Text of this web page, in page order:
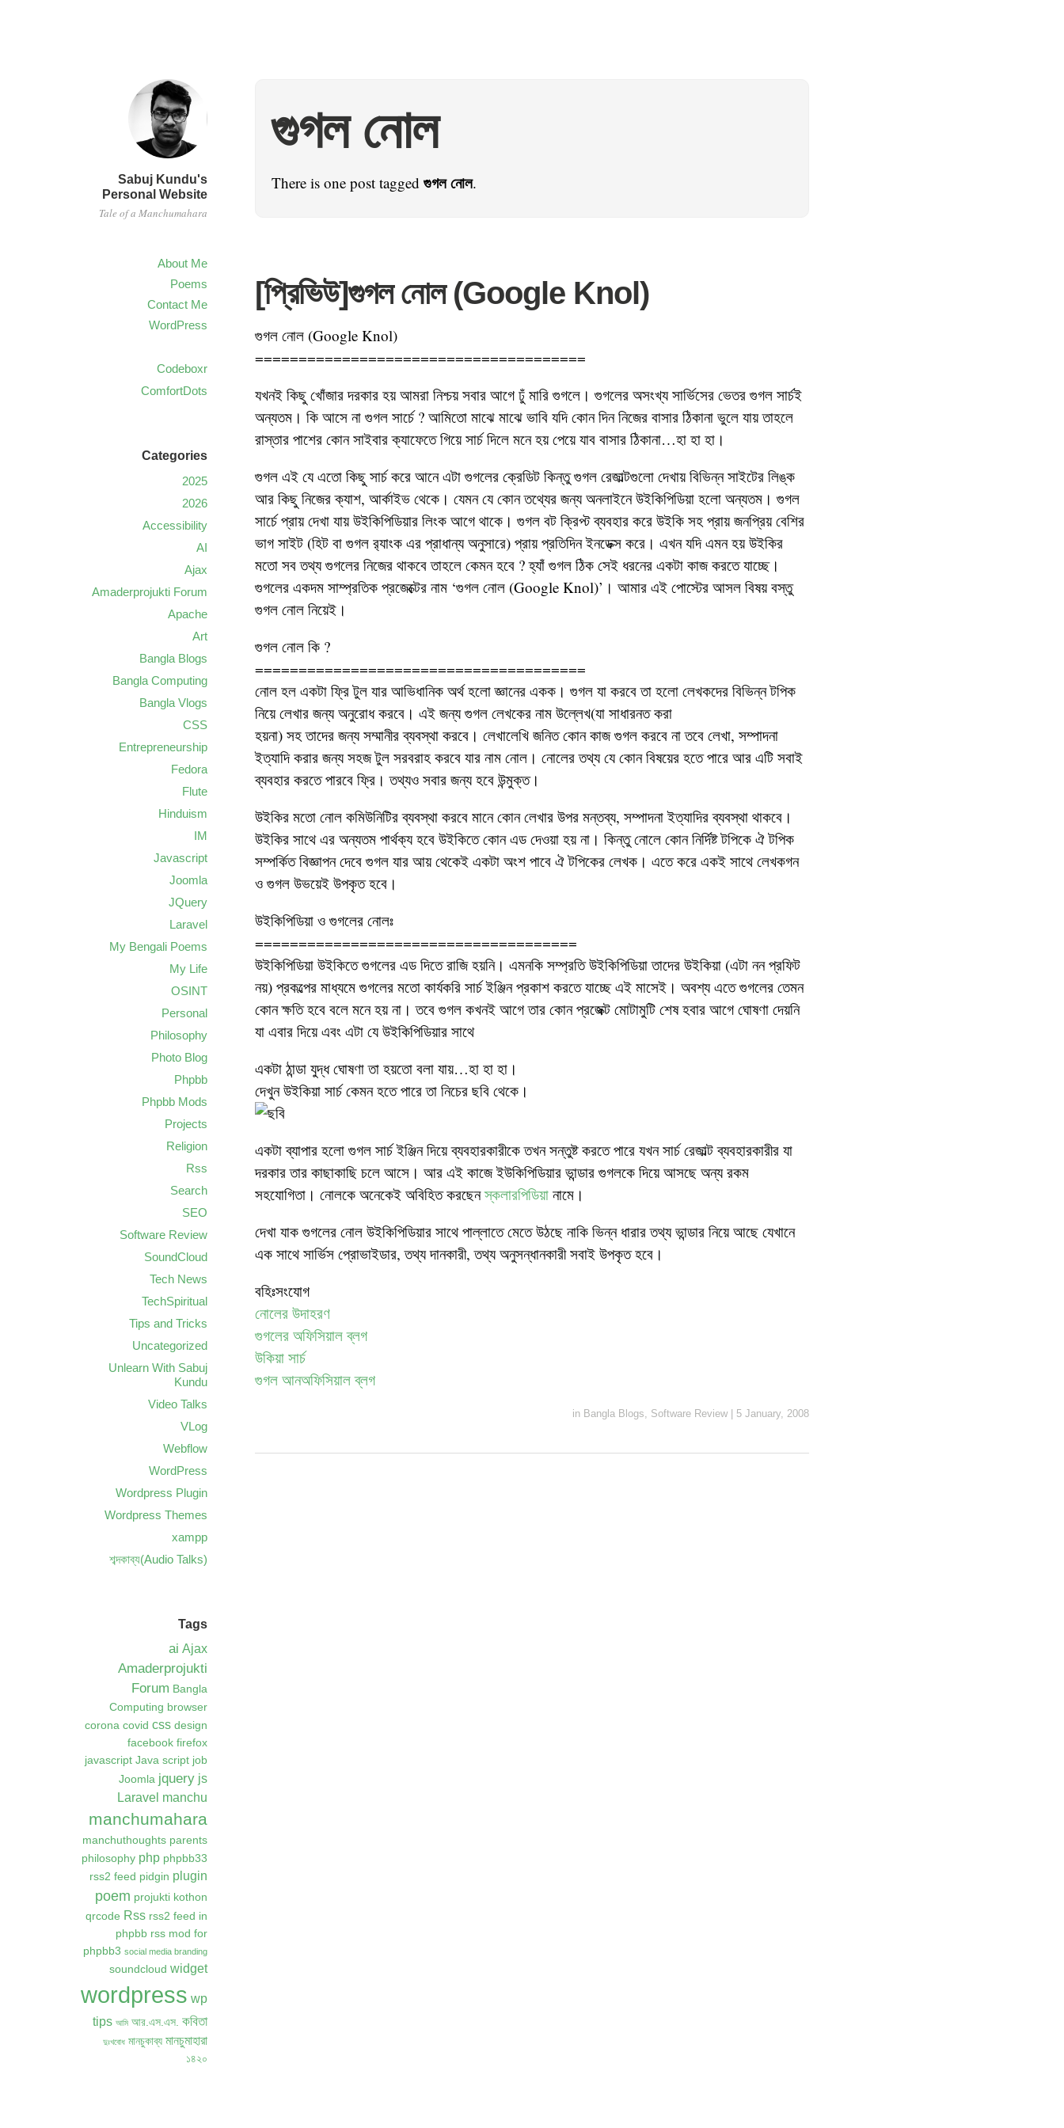
Sabuj Kundu's
Personal Website
Tale of a Manchumahara
About Me
Poems
Contact Me
WordPress
গুগল নোল
There is one post tagged গুগল নোল.
[প্রিভিউ]গুগল নোল (Google Knol)
গুগল নোল (Google Knol)
======================================
যখনই কিছু খোঁজার দরকার হয় আমরা নিশ্চয় সবার আগে ঢুঁ মারি গুগলে। গুগলের অসংখ্য সার্ভিসের ভেতর গুগল সার্চই
অন্যতম। কি আসে না গুগল সার্চে ? আমিতো মাঝে মাঝে ভাবি যদি কোন দিন নিজের বাসার ঠিকানা ভুলে যায় তাহলে
রাস্তার পাশের কোন সাইবার ক্যাফেতে গিয়ে সার্চ দিলে মনে হয় পেয়ে যাব বাসার ঠিকানা…হা হা হা।
গুগল এই যে এতো কিছু সার্চ করে আনে এটা গুগলের ক্রেডিট কিন্তু গুগল রেজাল্টগুলো দেখায় বিভিন্ন সাইটের লিঙ্ক
আর কিছু নিজের ক্যাশ, আর্কাইভ থেকে। যেমন যে কোন তথ্যের জন্য অনলাইনে উইকিপিডিয়া হলো অন্যতম। গুগল
সার্চে প্রায় দেখা যায় উইকিপিডিয়ার লিংক আগে থাকে। গুগল বট ক্রিপ্ট ব্যবহার করে উইকি সহ প্রায় জনপ্রিয় বেশির
ভাগ সাইট (হিট বা গুগল র‌্যাংক এর প্রাধান্য অনুসারে) প্রায় প্রতিদিন ইনডেক্স করে। এখন যদি এমন হয় উইকির
মতো সব তথ্য গুগলের নিজের থাকবে তাহলে কেমন হবে ? হ্যাঁ গুগল ঠিক সেই ধরনের একটা কাজ করতে যাচ্ছে।
গুগলের একদম সাম্প্রতিক প্রজেক্টের নাম ‘গুগল নোল (Google Knol)’। আমার এই পোস্টের আসল বিষয় বস্তু
গুগল নোল নিয়েই।
গুগল নোল কি ?
======================================
নোল হল একটা ফ্রি টুল যার আভিধানিক অর্থ হলো জ্ঞানের একক। গুগল যা করবে তা হলো লেখকদের বিভিন্ন টপিক
নিয়ে লেখার জন্য অনুরোধ করবে। এই জন্য গুগল লেখকের নাম উল্লেখ(যা সাধারনত করা
হয়না) সহ তাদের জন্য সম্মানীর ব্যবস্থা করবে। লেখালেখি জনিত কোন কাজ গুগল করবে না তবে লেখা, সম্পাদনা
ইত্যাদি করার জন্য সহজ টুল সরবরাহ করবে যার নাম নোল। নোলের তথ্য যে কোন বিষয়ের হতে পারে আর এটি সবাই
ব্যবহার করতে পারবে ফ্রি। তথ্যও সবার জন্য হবে উন্মুক্ত।
উইকির মতো নোল কমিউনিটির ব্যবস্থা করবে মানে কোন লেখার উপর মন্তব্য, সম্পাদনা ইত্যাদির ব্যবস্থা থাকবে।
উইকির সাথে এর অন্যতম পার্থক্য হবে উইকিতে কোন এড দেওয়া হয় না। কিন্তু নোলে কোন নির্দিষ্ট টপিকে ঐ টপিক
সম্পর্কিত বিজ্ঞাপন দেবে গুগল যার আয় থেকেই একটা অংশ পাবে ঐ টপিকের লেখক। এতে করে একই সাথে লেখকগন
ও গুগল উভয়েই উপকৃত হবে।
উইকিপিডিয়া ও গুগলের নোলঃ
=====================================
উইকিপিডিয়া উইকিতে গুগলের এড দিতে রাজি হয়নি। এমনকি সম্প্রতি উইকিপিডিয়া তাদের উইকিয়া (এটা নন প্রফিট
নয়) প্রকল্পের মাধ্যমে গুগলের মতো কার্যকরি সার্চ ইঞ্জিন প্রকাশ করতে যাচ্ছে এই মাসেই। অবশ্য এতে গুগলের তেমন
কোন ক্ষতি হবে বলে মনে হয় না। তবে গুগল কখনই আগে তার কোন প্রজেক্ট মোটামুটি শেষ হবার আগে ঘোষণা দেয়নি
যা এবার দিয়ে এবং এটা যে উইকিপিডিয়ার সাথে
একটা ঠান্ডা যুদ্ধ ঘোষণা তা হয়তো বলা যায়…হা হা হা।
দেখুন উইকিয়া সার্চ কেমন হতে পারে তা নিচের ছবি থেকে।
একটা ব্যাপার হলো গুগল সার্চ ইঞ্জিন দিয়ে ব্যবহারকারীকে তখন সন্তুষ্ট করতে পারে যখন সার্চ রেজাল্ট ব্যবহারকারীর যা
দরকার তার কাছাকাছি চলে আসে। আর এই কাজে ইউকিপিডিয়ার ভান্ডার গুগলকে দিয়ে আসছে অন্য রকম
সহযোগিতা। নোলকে অনেকেই অবিহিত করছেনস্কলারপিডিয়া নামে।
দেখা যাক গুগলের নোল উইকিপিডিয়ার সাথে পাল্লাতে মেতে উঠছে নাকি ভিন্ন ধারার তথ্য ভান্ডার নিয়ে আছে যেখানে
এক সাথে সার্ভিস প্রোভাইডার, তথ্য দানকারী, তথ্য অনুসন্ধানকারী সবাই উপকৃত হবে।
বহিঃসংযোগ
নোলের উদাহরণ
গুগলের অফিসিয়াল ব্লগ
উকিয়া সার্চ
গুগল আনঅফিসিয়াল ব্লগ
in Bangla Blogs, Software Review 5 January, 2008
Codeboxr
ComfortDots
Categories
2025
2026
Accessibility
AI
Ajax
Amaderprojukti Forum
Apache
Art
Bangla Blogs
Bangla Computing
Bangla Vlogs
CSS
Entrepreneurship
Fedora
Flute
Hinduism
IM
Javascript
Joomla
JQuery
Laravel
My Bengali Poems
My Life
OSINT
Personal
Philosophy
Photo Blog
Phpbb
Phpbb Mods
Projects
Religion
Rss
Search
SEO
Software Review
SoundCloud
Tech News
TechSpiritual
Tips and Tricks
Uncategorized
Unlearn With Sabuj
Kundu
Video Talks
VLog
Webflow
WordPress
Wordpress Plugin
Wordpress Themes
xampp
শব্দকাব্য(Audio Talks)
Tags
ai Ajax
Amaderprojukti
Forum Bangla
Computing browser
corona covid css design
facebook firefox
javascript Java script job
Joomla jquery js
Laravel manchu
manchumahara
manchuthoughts parents
philosophy php phpbb33
rss2 feed pidgin plugin
poem projukti kothon
qrcode Rss rss2 feed in
phpbb rss mod for
phpbb3 social media branding
soundcloud widget
wordpress wp
tips আমি আর.এস.এস. কবিতা
দুঃখবোধ মানচুকাব্য মানচুমাহারা
১৪২০